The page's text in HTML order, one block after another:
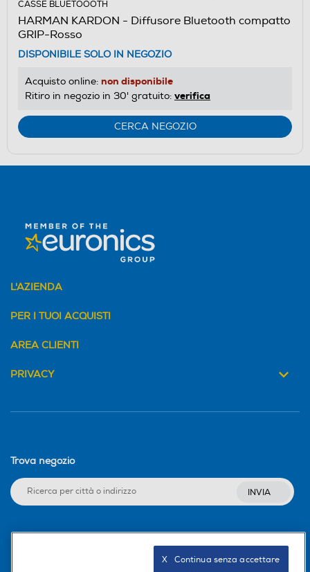
CASSE BLUETOOOTH
HARMAN KARDON - Diffusore Bluetooth compatto
GRIP-Rosso
DISPONIBILE SOLO IN NEGOZIO
Acquisto online: non disponibile
Ritiro in negozio in 30' gratuito: verifica
CERCA NEGOZIO
L'AZIENDA
PER I TUOI ACQUISTI
AREA CLIENTI
PRIVACY
Trova negozio
INVIA
X   Continua senza accettare